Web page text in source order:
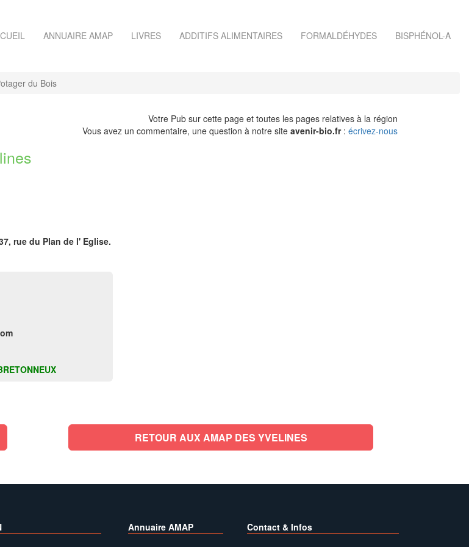
ANNUAIRE AMAP LIVRES ADDITIFS ALIMENTAIRES FORMALDÉHYDES BISPHÉNOL-A
du Bois
Votre Pub sur cette page et toutes les pages relatives à la région
Vous avez un commentaire, une question à notre site avenir-bio.fr: écrivez-nous
rue du Plan de l' Eglise.
RETOUR AUX AMAP DES YVELINES
Annuaire AMAP Contact & Infos